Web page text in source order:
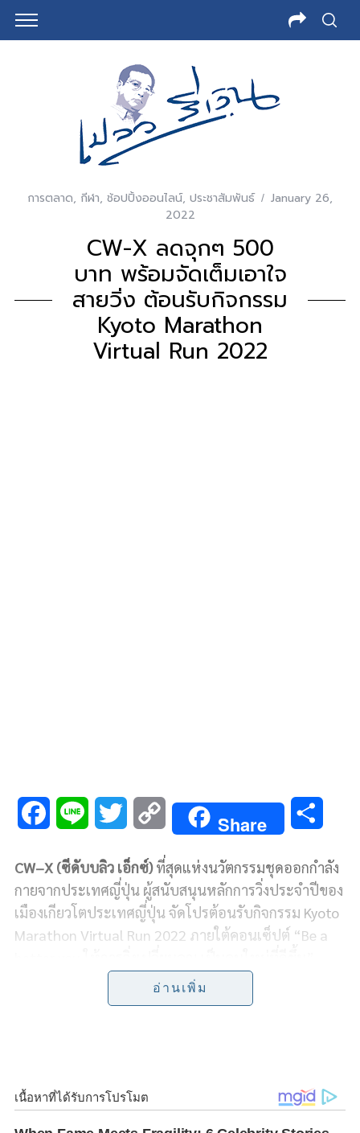
การตลาด, กีฬา, ช้อปปิ้งออนไลน์, ประชาสัมพันธ์
January 26,
2022
CW-X ลดจุกๆ 500
บาท พร้อมจัดเต็มเอาใจ
สายวิ่ง ต้อนรับกิจกรรม
Kyoto Marathon
Virtual Run 2022
c
e
b
n
e
i
t
t
e
r
p
y
L
i
n
Share
a
r
e
CW–X (ซีดับบลิว เอ็กซ์)ที่สุดแห่งนวัตกรรมชุดออกกำลัง
กายจากประเทศญี่ปุ่น ผู้สนับสนุนหลักการวิ่งประจำปีของ
เมืองเกียวโตประเทศญี่ปุ่น จัดโปรต้อนรับกิจกรรม Kyoto
Marathon Virtual Run 2022 ภายใต้คอนเซ็ปต์ “Be a
ขอเอาใจสายวิ่งเพียงแค่โชว์รหัสE
แกนกลางลำตัว หัวเข่า กล้ามเนื้อต้นขาด้านหน้าและด้าน
หลัง เพื่อลดอาการบาดเจ็บจากการออกกำลังกาย
อ่านเพิ่ม